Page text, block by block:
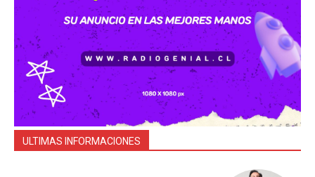
ULTIMAS INFORMACIONES